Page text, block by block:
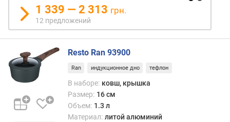
о
и
й
о
с
1 339 — 2 313 грн.
12 предложений
Resto Ran 93900
Ran индукционное дно тефлон
В наборе: ковш, крышка
Размер: 16 см
Объем: 1.3 л
Материал: литой алюминий